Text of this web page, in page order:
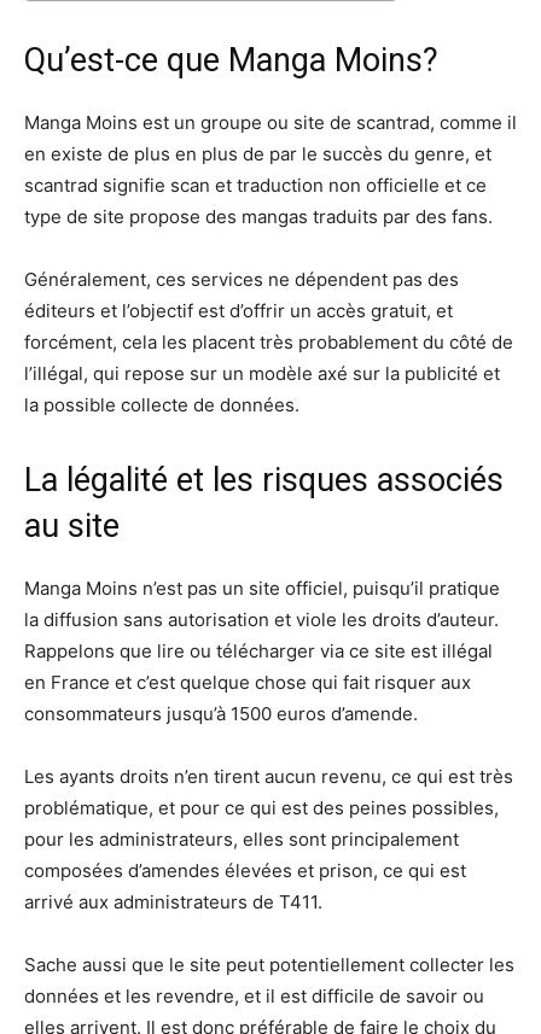
Qu’est-ce que Manga Moins?
Manga Moins est un groupe ou site de scantrad, comme il
en existe de plus en plus de par le succès du genre, et
scantrad signifie scan et traduction non officielle et ce
type de site propose des mangas traduits par des fans.
Généralement, ces services ne dépendent pas des
éditeurs et l’objectif est d’offrir un accès gratuit, et
forcément, cela les placent très probablement du côté de
l’illégal, qui repose sur un modèle axé sur la publicité et
la possible collecte de données.
La légalité et les risques associés
au site
Manga Moins n’est pas un site officiel, puisqu’il pratique
la diffusion sans autorisation et viole les droits d’auteur.
Rappelons que lire ou télécharger via ce site est illégal
en France et c’est quelque chose qui fait risquer aux
consommateurs jusqu’à 1500 euros d’amende.
Les ayants droits n’en tirent aucun revenu, ce qui est très
problématique, et pour ce qui est des peines possibles,
pour les administrateurs, elles sont principalement
composées d’amendes élevées et prison, ce qui est
arrivé aux administrateurs de T411.
Sache aussi que le site peut potentiellement collecter les
données et les revendre, et il est difficile de savoir ou
elles arrivent. Il est donc préférable de faire le choix du